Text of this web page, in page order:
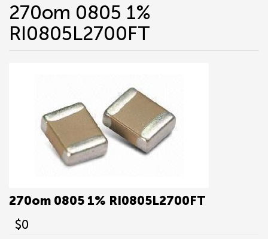
270om 0805 1%
RI0805L2700FT
270om 0805 1% RI0805L2700FT
$0